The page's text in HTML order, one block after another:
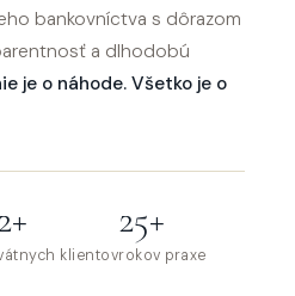
bankovníctva s dôrazom
a dlhodobú
je o náhode. Všetko je o
klientov
25+
rokov praxe